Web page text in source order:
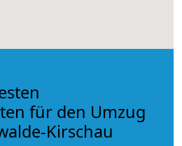
für den Umzug
Kirschau